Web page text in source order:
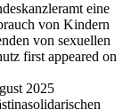
eine
von Kindern
von sexuellen
first appeared on
2025